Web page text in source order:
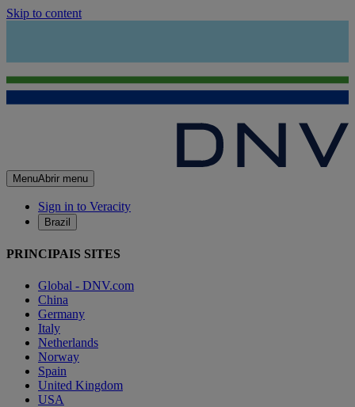
Skip to content
MenuAbrir menu
Sign in to Veracity
Brazil
PRINCIPAIS SITES
Global - DNV.com
China
Germany
Italy
Netherlands
Norway
Spain
United Kingdom
USA